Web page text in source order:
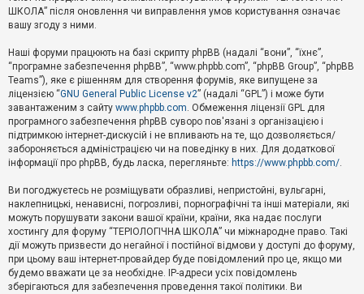
і
д
й
А
к
т
и
в
н
і
м
и
П
о
ш
у
ШКОЛА” після оновлення чи виправлення умов користування означає
вашу згоду з ними.
Наші форуми працюють на базі скрипту phpBB (надалі “вони”, “їхнє”,
“програмне забезпечення phpBB”, “www.phpbb.com”, “phpBB Group”, “phpBB
Teams”), яке є рішенням для створення форумів, яке випущене за
ліцензією “GNU General Public License v2” (надалі “GPL”) і може бути
завантаженим з сайту www.phpbb.com. Обмеження ліцензії GPL для
програмного забезпечення phpBB суворо пов'язані з організацією і
підтримкою інтернет-дискусій і не впливають на те, що дозволяється/
забороняється адміністрацією чи на поведінку в них. Для додаткової
інформації про phpBB, будь ласка, перегляньте: https://www.phpbb.com/.
Ви погоджуєтесь не розміщувати образливі, непристойні, вульгарні,
наклепницькі, ненависні, погрозливі, порнографічні та інші матеріали, які
можуть порушувати закони вашої країни, країни, яка надає послуги
хостингу для форуму “ТЕРІОЛОГІЧНА ШКОЛА” чи міжнародне право. Такі
дії можуть призвести до негайної і постійної відмови у доступі до форуму,
при цьому ваш інтернет-провайдер буде повідомлений про це, якщо ми
будемо вважати це за необхідне. IP-адреси усіх повідомлень
зберігаються для забезпечення проведення такої політики. Ви